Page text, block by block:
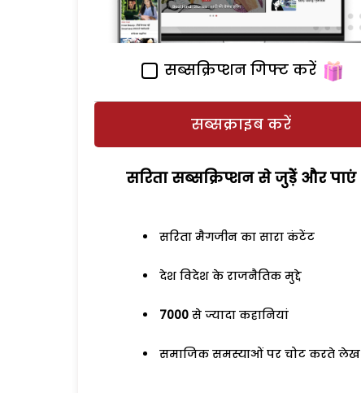
सब्सक्रिप्शन गिफ्ट करें
सब्सक्राइब करें
सरिता सब्सक्रिप्शन से जुड़ेें और पाएं
सरिता मैगजीन का सारा कंटेंट
देश विदेश के राजनैतिक मुद्दे
7000 से ज्यादा कहानियां
समाजिक समस्याओं पर चोट करते लेख